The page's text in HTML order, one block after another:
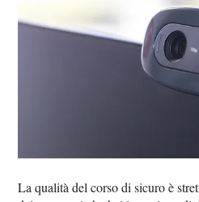
La qualità del corso di sicuro è